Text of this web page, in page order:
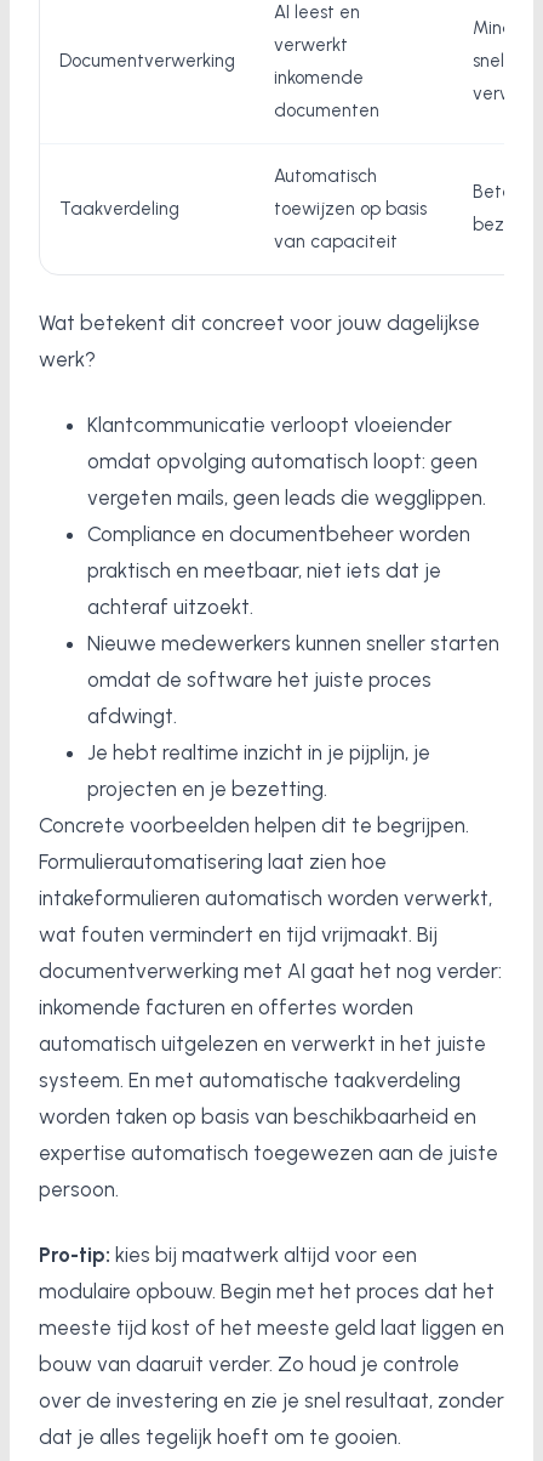
Documentverwerking
AI leest en
verwerkt
inkomende
documenten
Minder
snellere
Taakverdeling
Automatisch
toewijzen op basis
van capaciteit
Betere
Wat betekent dit concreet voor jouw dagelijkse
werk?
Klantcommunicatie verloopt vloeiender
omdat opvolging automatisch loopt: geen
vergeten mails, geen leads die wegglippen.
Compliance en documentbeheer worden
praktisch en meetbaar, niet iets dat je
achteraf uitzoekt.
Nieuwe medewerkers kunnen sneller starten
omdat de software het juiste proces
afdwingt.
Je hebt realtime inzicht in je pijplijn, je
projecten en je bezetting.
Concrete voorbeelden helpen dit te begrijpen.
Formulierautomatisering laat zien hoe
intakeformulieren automatisch worden verwerkt,
wat fouten vermindert en tijd vrijmaakt. Bij
documentverwerking met AI gaat het nog verder:
inkomende facturen en offertes worden
automatisch uitgelezen en verwerkt in het juiste
systeem. En met automatische taakverdeling
worden taken op basis van beschikbaarheid en
expertise automatisch toegewezen aan de juiste
persoon.
Pro-tip: kies bij maatwerk altijd voor een
modulaire opbouw. Begin met het proces dat het
meeste tijd kost of het meeste geld laat liggen en
bouw van daaruit verder. Zo houd je controle
over de investering en zie je snel resultaat, zonder
dat je alles tegelijk hoeft om te gooien.